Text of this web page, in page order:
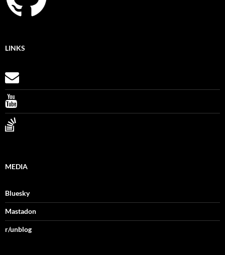
LINKS
MEDIA
Bluesky
Mastadon
r/unblog